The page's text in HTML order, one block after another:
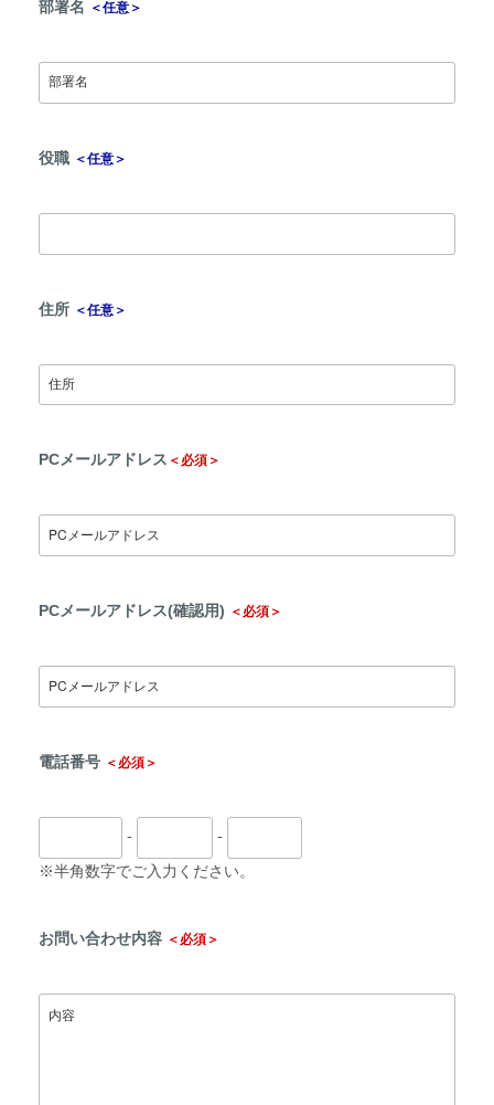
部署名 ＜任意＞
役職 ＜任意＞
住所 ＜任意＞
PCメールアドレス ＜必須＞
PCメールアドレス(確認用) ＜必須＞
電話番号 ＜必須＞
-
-
※半角数字でご入力ください。
お問い合わせ内容 ＜必須＞